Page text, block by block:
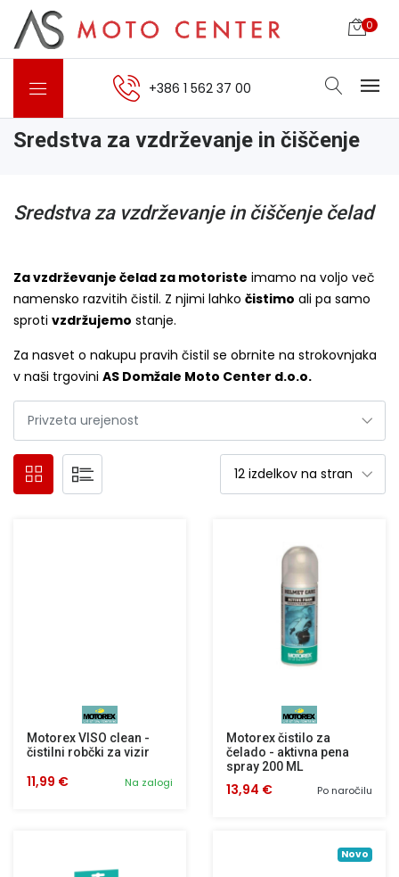
0
+386 1 562 37 00
Sredstva za vzdrževanje in čiščenje
Sredstva za vzdrževanje in čiščenje čelad
Za vzdrževanje čelad za motoriste imamo na voljo več
namensko razvitih čistil. Z njimi lahko čistimo ali pa samo
sproti vzdržujemo stanje.
Za nasvet o nakupu pravih čistil se obrnite na strokovnjaka
v naši trgovini AS Domžale Moto Center d.o.o.
Motorex VISO clean -
čistilni robčki za vizir
Na zalogi
11,99 €
Motorex čistilo za
čelado - aktivna pena
spray 200 ML
Po naročilu
13,94 €
Novo